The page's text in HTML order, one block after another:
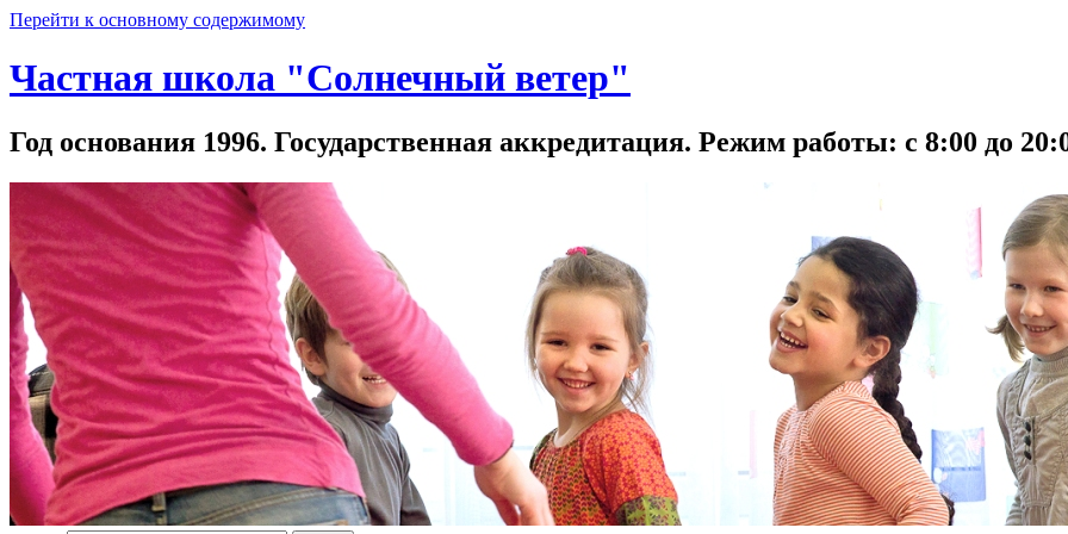
Перейти к основному содержимому
Частная школа "Солнечный ветер"
Год основания 1996. Государственная аккредитация. Режим работы: с 8:00 до